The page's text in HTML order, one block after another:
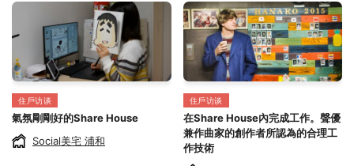
住戶访谈
氣氛剛剛好的Share House
Social美宅 浦和
住戶访谈
在Share House內完成工作。聲優
兼作曲家的創作者所認為的合理工
作技術